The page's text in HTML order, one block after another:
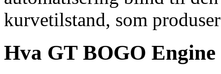
kurvetilstand, som
Hva GT BOGO